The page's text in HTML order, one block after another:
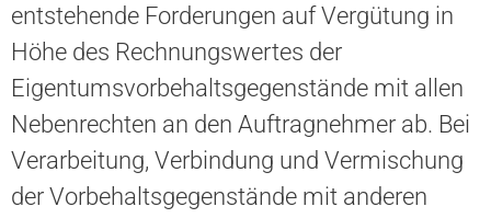
entstehende Forderungen auf Vergütung in
Höhe des Rechnungswertes der
Eigentumsvorbehaltsgegenstände mit allen
Nebenrechten an den Auftragnehmer ab. Bei
Verarbeitung, Verbindung und Vermischung
der Vorbehaltsgegenstände mit anderen